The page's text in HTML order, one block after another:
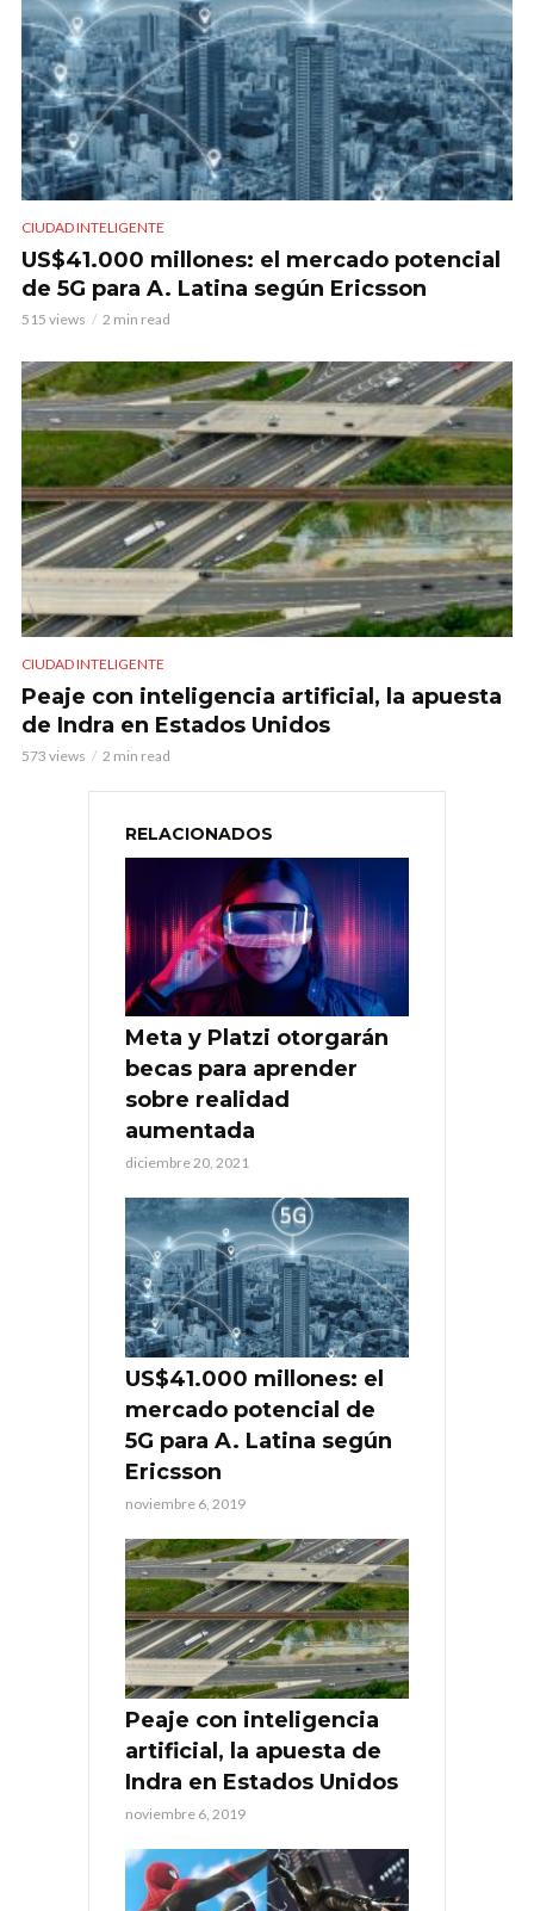
CIUDAD INTELIGENTE
US$41.000 millones: el mercado potencial
de 5G para A. Latina según Ericsson
515 views 2 min read
CIUDAD INTELIGENTE
Peaje con inteligencia artificial, la apuesta
de Indra en Estados Unidos
573 views 2 min read
RELACIONADOS
Meta y Platzi otorgarán
becas para aprender
sobre realidad
aumentada
diciembre 20, 2021
US$41.000 millones: el
mercado potencial de
5G para A. Latina según
Ericsson
noviembre 6, 2019
Peaje con inteligencia
artificial, la apuesta de
Indra en Estados Unidos
noviembre 6, 2019